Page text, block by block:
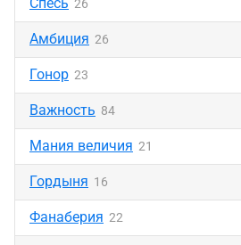
26
Амбиция 26
Гонор 23
Важность 84
Мания величия 21
Гордыня 16
Фанаберия 22